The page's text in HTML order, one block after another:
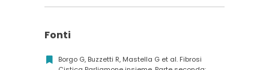
Fonti
Borgo G, Buzzetti R, Mastella G et al. Fibrosi